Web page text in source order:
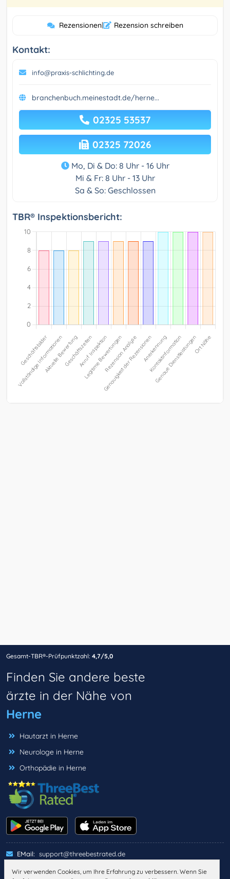
Rezensionen| Rezension schreiben
Kontakt:
info@praxis-schlichting.de
branchenbuch.meinestadt.de/herne...
02325 53537
02325 72026
Mo, Di & Do: 8 Uhr - 16 Uhr
Mi & Fr: 8 Uhr - 13 Uhr
Sa & So: Geschlossen
TBR® Inspektionsbericht:
Gesamt-TBR®-Prüfpunktzahl: 4,7/5,0
Finden Sie andere beste
ärzte in der Nähe von
Herne
Hautarzt in Herne
Neurologe in Herne
Orthopädie in Herne
EMail: support@threebestrated.de
Wir verwenden Cookies, um Ihre Erfahrung zu verbessern. Wenn Sie